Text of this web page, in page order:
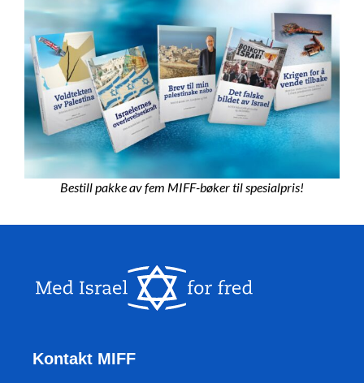
Bestill pakke av fem MIFF-bøker til spesialpris!
Kontakt MIFF